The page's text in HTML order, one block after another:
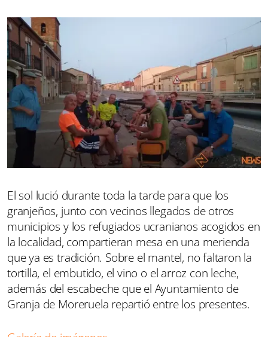
El sol lució durante toda la tarde para que los
granjeños, junto con vecinos llegados de otros
municipios y los refugiados ucranianos acogidos en
la localidad, compartieran mesa en una merienda
que ya es tradición. Sobre el mantel, no faltaron la
tortilla, el embutido, el vino o el arroz con leche,
además del escabeche que el Ayuntamiento de
Granja de Moreruela repartió entre los presentes.